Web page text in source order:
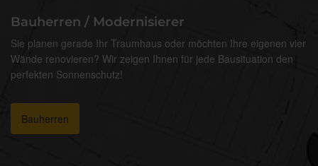
Bauherren / Modernisierer
Sie planen gerade Ihr Traumhaus oder möchten Ihre eigenen vier
Wände renovieren? Wir zeigen Ihnen für jede Bausituation den
perfekten Sonnenschutz!
Bauherren